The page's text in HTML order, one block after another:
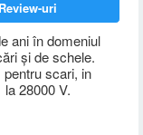
ani în domeniul
şi de schele.
scari, in
28000 V.
Review-uri